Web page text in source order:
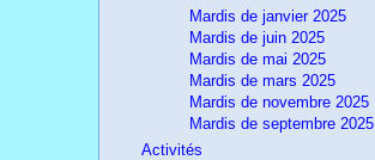
Mardis de janvier 2025
Mardis de juin 2025
Mardis de mai 2025
Mardis de mars 2025
Mardis de novembre 2025
Mardis de septembre 2025
Activités